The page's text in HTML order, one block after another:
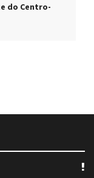
do Centro-